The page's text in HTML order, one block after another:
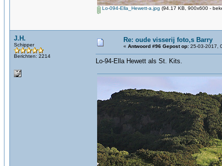
Lo-094-Ella_Hewett-a.jpg (94.17 KB, 900x600 -
J.H.
Schipper
Berichten: 2214
Re: oude visserij foto,s Barry
« Antwoord #96 Gepost op: 25-03-2017,
Lo-94-Ella Hewett als St. Kits.